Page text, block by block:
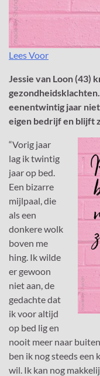
Lees Voor
Jessie van Loon (43)
eenentwintig jaar
eigen bedrijf en blijft
“Vorig jaar
lag ik twintig
jaar op bed.
Een bizarre
mijlpaal, die
als een
donkere wolk
boven me
hing. Ik wilde
er gewoon
niet aan, de
gedachte dat
ik voor altijd
op bed lig en
nooit meer naar buiten
ben ik nog steeds
wil. Ik kan nog